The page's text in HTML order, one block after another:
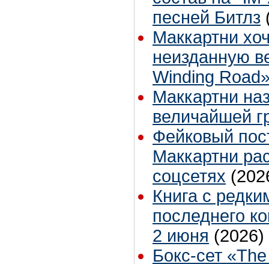
песней Битлз
Маккартни
неизданную
Winding
Маккартни
величайшей
Фейковый
Маккартни
соцсетях
Книга с
последнего
2 июня (2026)
Бокс-сет